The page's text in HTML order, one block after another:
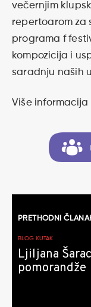
večernjim
repertoarom za
programa f
kompozicija i
saradnju naših
Više
članaka
PRETHODNI
BLOG KUTAK
Ljiljana
pomorandže